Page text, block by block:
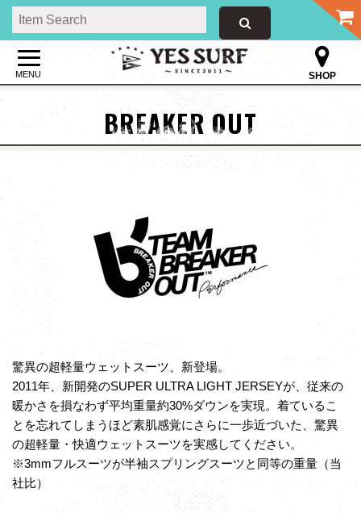
MENU SHOP
BREAKER OUT
驚異の超軽量ウェットスーツ、新登場。
2011年、新開発のSUPER ULTRA LIGHT JERSEYが、従来の
暖かさを損なわず平均重量約30%ダウンを実現。着ているこ
とを忘れてしまうほど素肌感覚にさらに一歩近づいた、驚異
の超軽量・快適ウェットスーツを実感してください。
※3mmフルスーツが半袖スプリングスーツと同等の重量（当
社比）